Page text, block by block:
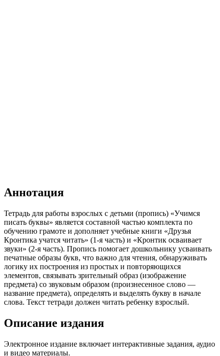
Аннотация
Тетрадь для работы взрослых с детьми (пропись) «Учимся
писать буквы» является составной частью комплекта по
обучению грамоте и дополняет учебные книги «Друзья
Кронтика учатся читать» (1-я часть) и «Кронтик осваивает
звуки» (2-я часть). Пропись помогает дошкольнику усваивать
печатные образы букв, что важно для чтения, обнаруживать
логику их построения из простых и повторяющихся
элементов, связывать зрительный образ (изображение
предмета) со звуковым образом (произнесенное слово —
название предмета), определять и выделять букву в начале
слова. Текст тетради должен читать ребенку взрослый.
Описание издания
Электронное издание включает интерактивные задания, аудио
и видео материалы.